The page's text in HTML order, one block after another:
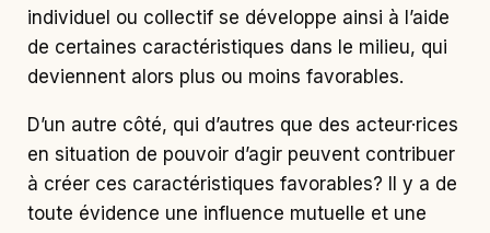
à créer ces caractéristiques favorables? Il y a de
toute évidence une influence mutuelle et une
interaction réciproque entre le pouvoir d’agir des
se développe.
Source : NINACS, William A. (2002),Types et
processus d’empowermentdans les initiatives de